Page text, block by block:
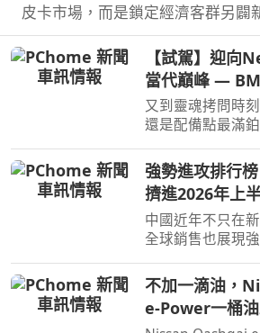
皮卡市場，而是鎖定經濟客群另闢
則公布新款電動皮卡車名與售價。
【試駕】迎向
當代巔峰 —
璀璨登場
又到靈魂拷問時
還是配備點最滿
BMW X5 / X6鉑
彷彿有了理直氣
強勢進攻排行
擠進2026年上
中國近年不只在
全球銷售也展現
進入前10名，不
入前10名了。
不加一滴油，
e‑Power一桶